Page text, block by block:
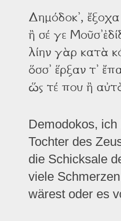
Δημόδοκ᾽,
ἢ σέ γε
λίην γὰρ κατὰ
ὅσσ᾽ ἕρξαν τ᾽
ὥς τέ που ἢ
Demodokos,
Tochter des
die Schicksale
viele
wärest oder es